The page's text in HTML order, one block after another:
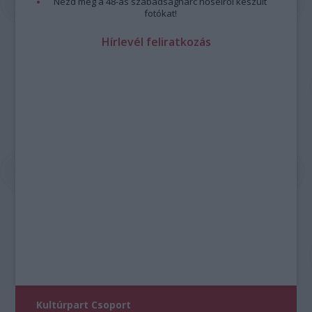
fotókat!
Hírlevél feliratkozás
Kultúrpart Csoport